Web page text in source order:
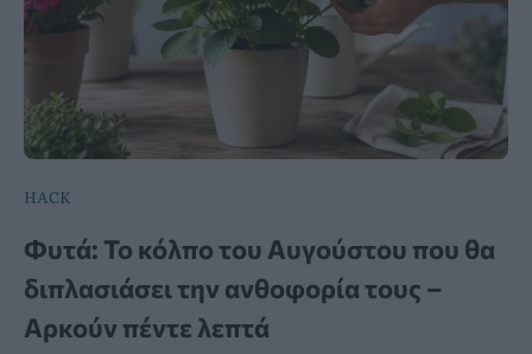
HACK
Φυτά: Το κόλπο του Αυγούστου που θα
διπλασιάσει την ανθοφορία τους –
Αρκούν πέντε λεπτά